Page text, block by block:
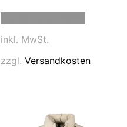
auf.
inkl. MwSt.
zzgl. Versandkosten